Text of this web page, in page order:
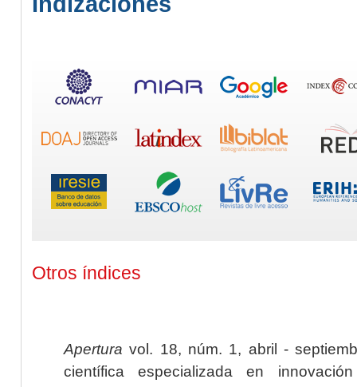
Otros índices
Apertura vol. 18, núm. 1, abril -
científica especializada en